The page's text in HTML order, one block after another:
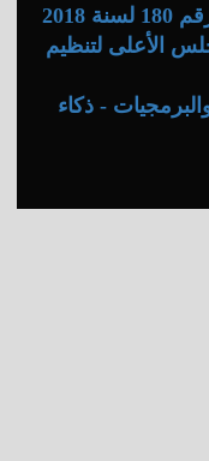
ويعمل وفقا لقراراته وطبقا للقانون رقم 180 لسنة 2018
الأعلى لتنظيم
- ذكاء